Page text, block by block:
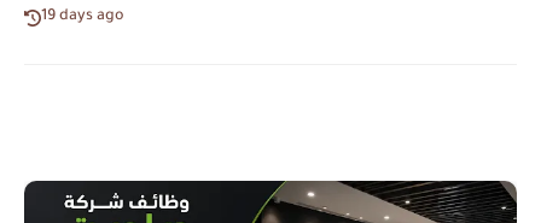
19 days ago